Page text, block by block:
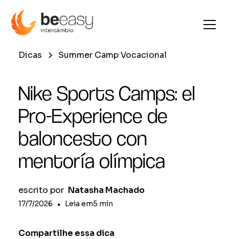
Dicas Summer Camp Vocacional
Nike Sports Camps: el
Pro-Experience de
baloncesto con
mentoría olímpica
escrito por Natasha Machado
17/7/2026 • Leia em5 min
Compartilhe essa dica